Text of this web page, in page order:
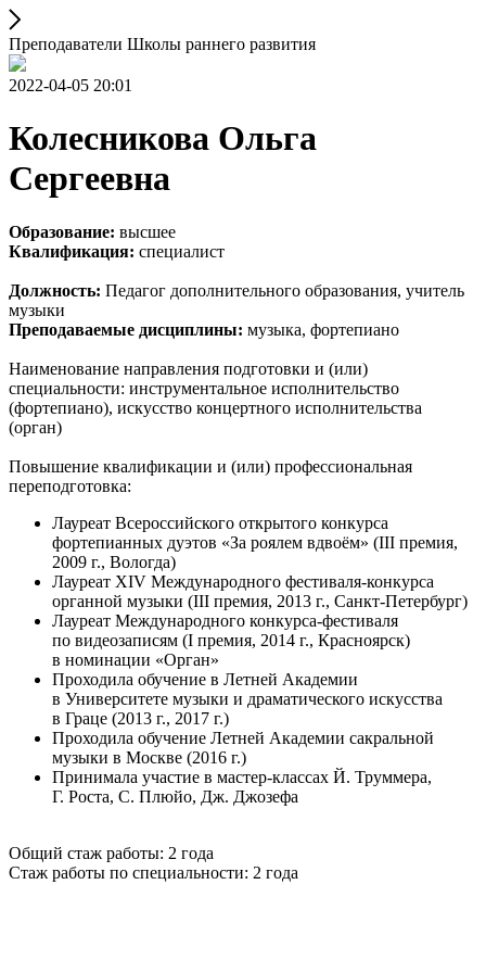
Преподаватели Школы раннего развития
2022-04-05 20:01
Колесникова Ольга
Сергеевна
Образование: высшее
Квалификация: специалист
Должность: Педагог дополнительного образования, учитель
музыки
Преподаваемые дисциплины: музыка, фортепиано
Наименование направления подготовки и (или)
специальности: инструментальное исполнительство
(фортепиано), искусство концертного исполнительства
(орган)
Повышение квалификации и (или) профессиональная
переподготовка:
Лауреат Всероссийского открытого конкурса
фортепианных дуэтов «За роялем вдвоём» (III премия,
2009 г., Вологда)
Лауреат XIV Международного фестиваля-конкурса
органной музыки (III премия, 2013 г., Санкт-Петербург)
Лауреат Международного конкурса-фестиваля
по видеозаписям (I премия, 2014 г., Красноярск)
в номинации «Орган»
Проходила обучение в Летней Академии
в Университете музыки и драматического искусства
в Граце (2013 г., 2017 г.)
Проходила обучение Летней Академии сакральной
музыки в Москве (2016 г.)
Принимала участие в мастер-классах Й. Труммера,
Г. Роста, С. Плюйо, Дж. Джозефа
Общий стаж работы: 2 года
Стаж работы по специальности: 2 года